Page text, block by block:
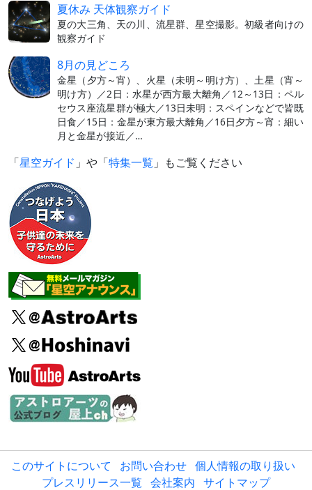
夏休み 天体観察ガイド
夏の大三角、天の川、流星群、星空撮影。初級者向けの
観察ガイド
8月の見どころ
金星（夕方～宵）、火星（未明～明け方）、土星（宵～
明け方）／2日：水星が西方最大離角／12～13日：ペル
セウス座流星群が極大／13日未明：スペインなどで皆既
日食／15日：金星が東方最大離角／16日夕方～宵：細い
月と金星が接近／…
「星空ガイド 」や「特集一覧 」もご覧ください
このサイトについて お問い合わせ 個人情報の取り扱い
プレスリリース一覧 会社案内 サイトマップ